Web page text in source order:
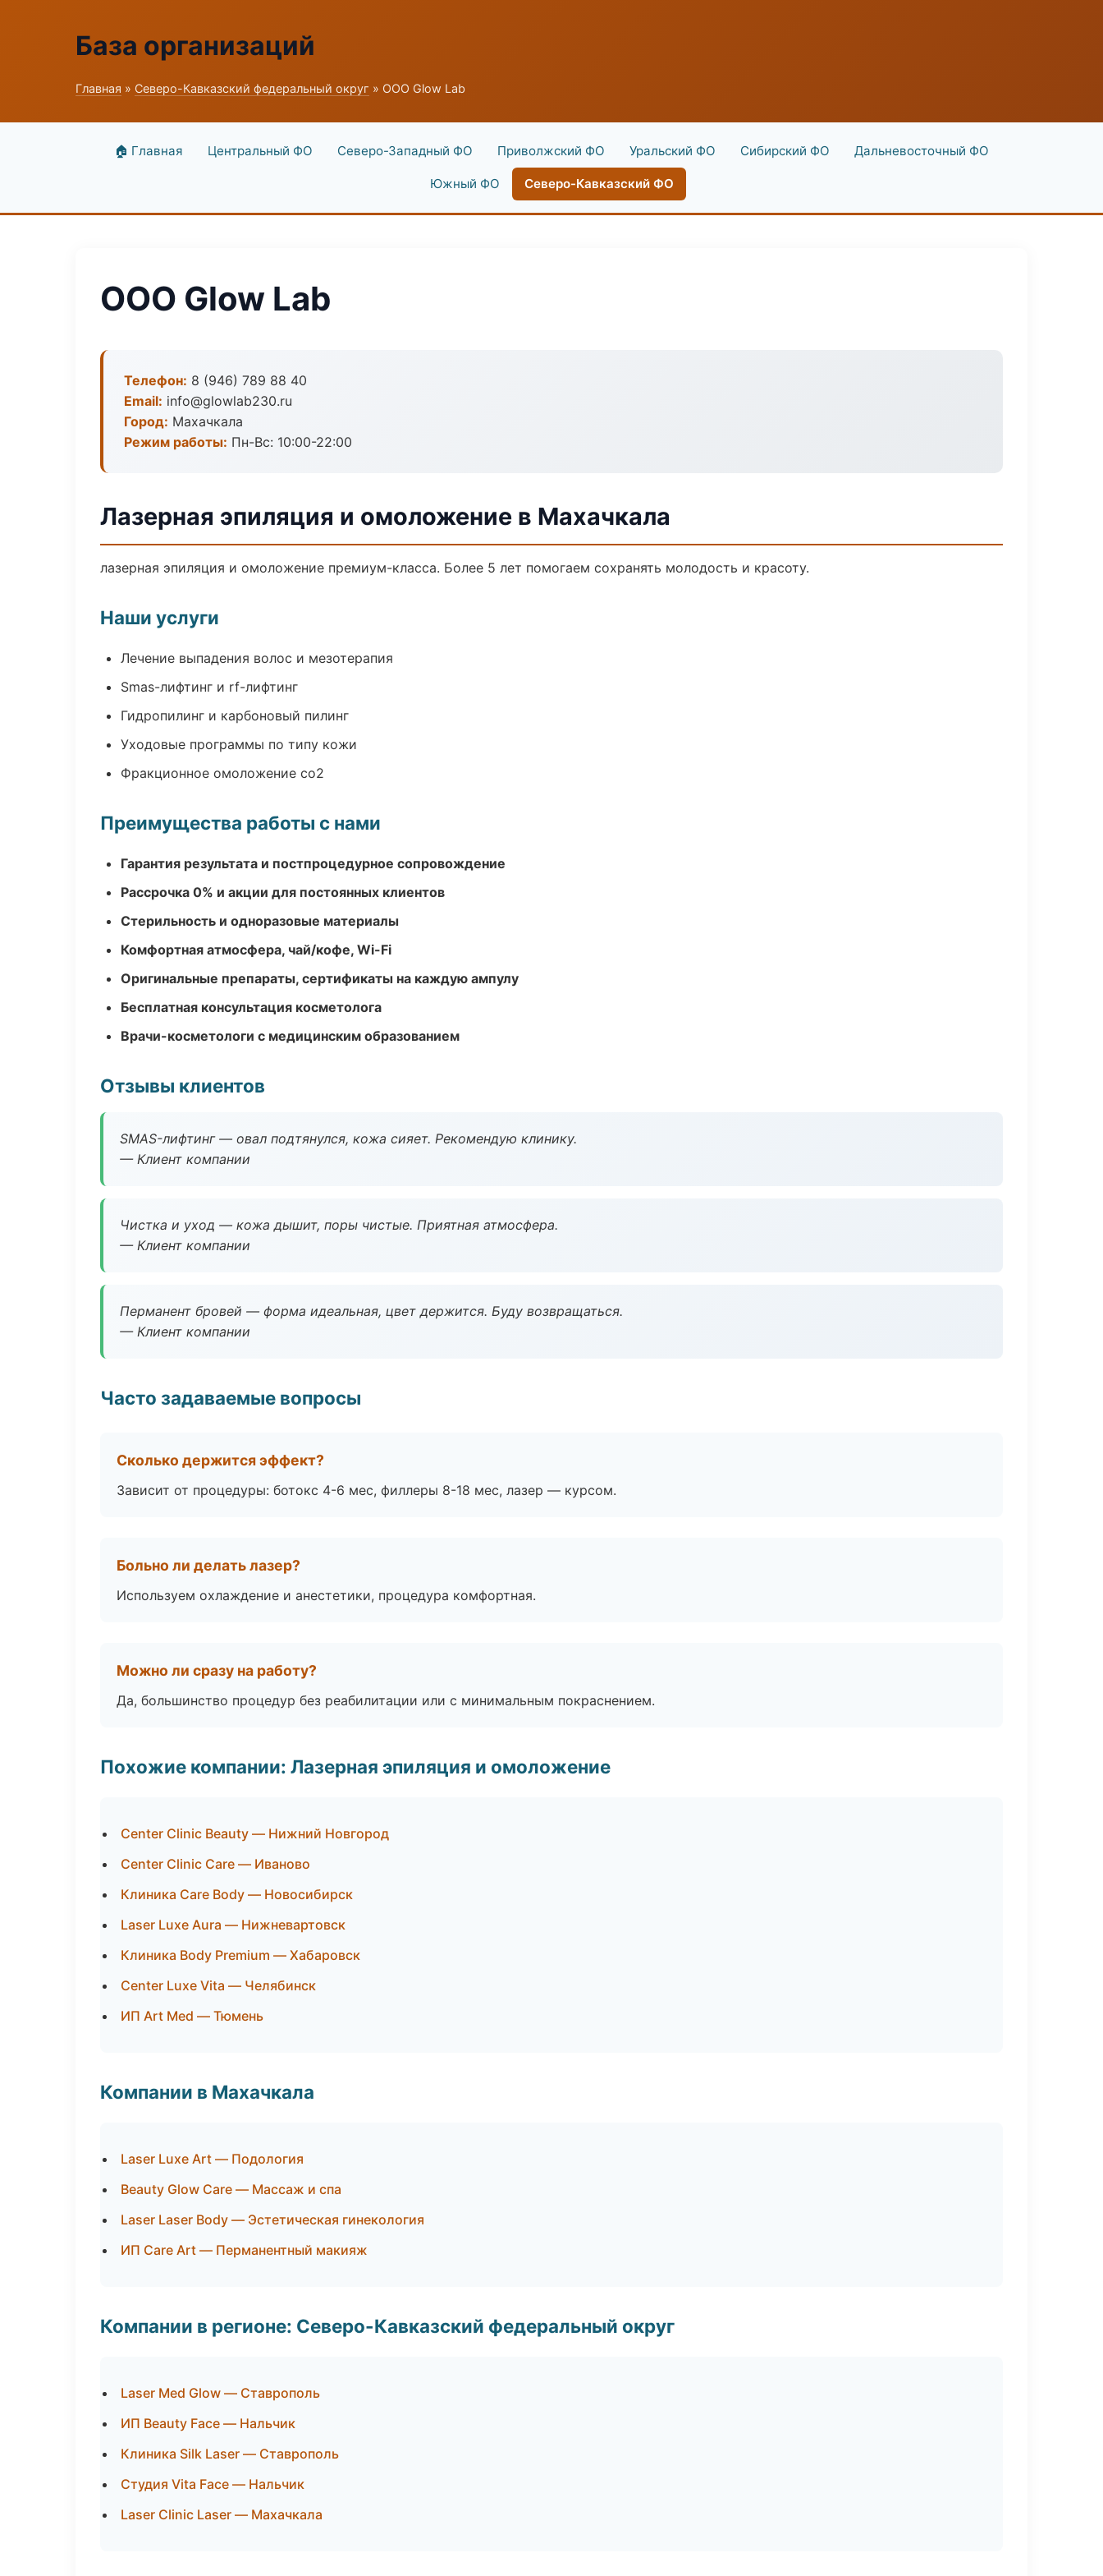
База организаций
Главная » Северо-Кавказский федеральный округ » ООО Glow Lab
🏠 Главная Центральный ФО Северо-Западный ФО Приволжский ФО Уральский ФО Сибирский ФО Дальневосточный ФО
Южный ФО Северо-Кавказский ФО
ООО Glow Lab
Телефон: 8 (946) 789 88 40
Email: info@glowlab230.ru
Город: Махачкала
Режим работы: Пн-Вс: 10:00-22:00
Лазерная эпиляция и омоложение в Махачкала
лазерная эпиляция и омоложение премиум-класса. Более 5 лет помогаем сохранять молодость и красоту.
Наши услуги
Лечение выпадения волос и мезотерапия
Smas-лифтинг и rf-лифтинг
Гидропилинг и карбоновый пилинг
Уходовые программы по типу кожи
Фракционное омоложение co2
Преимущества работы с нами
Гарантия результата и постпроцедурное сопровождение
Рассрочка 0% и акции для постоянных клиентов
Стерильность и одноразовые материалы
Комфортная атмосфера, чай/кофе, Wi-Fi
Оригинальные препараты, сертификаты на каждую ампулу
Бесплатная консультация косметолога
Врачи-косметологи с медицинским образованием
Отзывы клиентов
SMAS-лифтинг — овал подтянулся, кожа сияет. Рекомендую клинику.
— Клиент компании
Чистка и уход — кожа дышит, поры чистые. Приятная атмосфера.
— Клиент компании
Перманент бровей — форма идеальная, цвет держится. Буду возвращаться.
— Клиент компании
Часто задаваемые вопросы
Сколько держится эффект?
Зависит от процедуры: ботокс 4-6 мес, филлеры 8-18 мес, лазер — курсом.
Больно ли делать лазер?
Используем охлаждение и анестетики, процедура комфортная.
Можно ли сразу на работу?
Да, большинство процедур без реабилитации или с минимальным покраснением.
Похожие компании: Лазерная эпиляция и омоложение
Center Clinic Beauty — Нижний Новгород
Center Clinic Care — Иваново
Клиника Care Body — Новосибирск
Laser Luxe Aura — Нижневартовск
Клиника Body Premium — Хабаровск
Center Luxe Vita — Челябинск
ИП Art Med — Тюмень
Компании в Махачкала
Laser Luxe Art — Подология
Beauty Glow Care — Массаж и спа
Laser Laser Body — Эстетическая гинекология
ИП Care Art — Перманентный макияж
Компании в регионе: Северо-Кавказский федеральный округ
Laser Med Glow — Ставрополь
ИП Beauty Face — Нальчик
Клиника Silk Laser — Ставрополь
Студия Vita Face — Нальчик
Laser Clinic Laser — Махачкала